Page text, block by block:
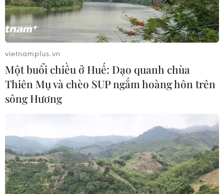
Thủ tướng dự tọa đàm với các
doanh nghiệp hàng đầu Hàn Quốc
28/11/2019 02:17
Tiếp tục chuyến thăm chính thức Hàn Quốc, sáng 28/11,
vietnamplus.vn
Một buổi chiều ở Huế: Dạo quanh chùa
Thiên Mụ và chèo SUP ngắm hoàng hôn trên
sông Hương